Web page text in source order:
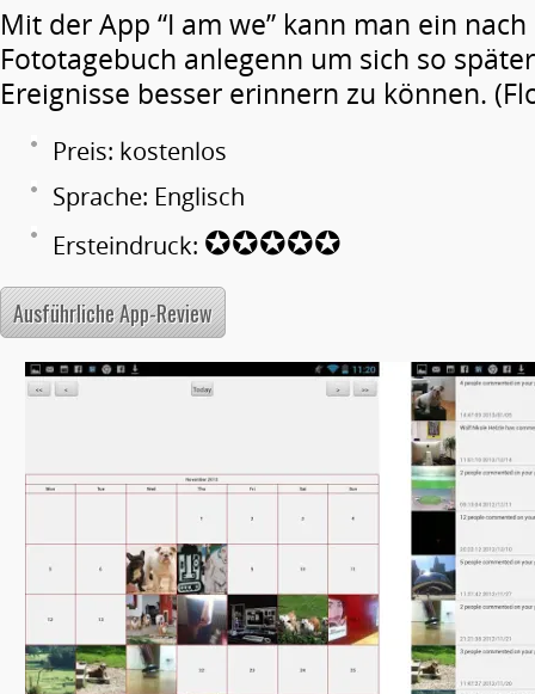
Mit der App “I am we” kann man ein
Fototagebuch anlegenn um sich so
Ereignisse besser erinnern zu können.
Preis: kostenlos
Sprache: Englisch
Ersteindruck: ✪✪✪✪✪
Ausführliche App-Review